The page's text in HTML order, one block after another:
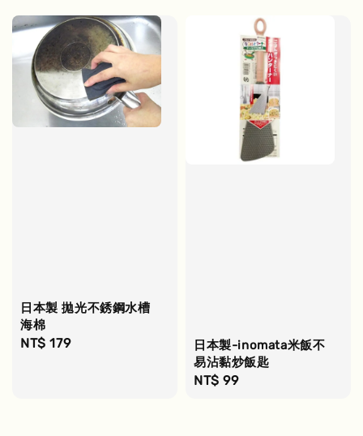
日本製 拋光不銹鋼水槽
海棉
Regular
NT$ 179
日本製-inomata米飯不
易沾黏炒飯匙
Regular
NT$ 99